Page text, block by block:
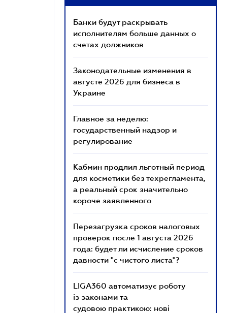
Банки будут раскрывать
исполнителям больше данных о
счетах должников
Законодательные изменения в
августе 2026 для бизнеса в
Украине
Главное за неделю:
государственный надзор и
регулирование
Кабмин продлил льготный период
для косметики без техрегламента,
а реальный срок значительно
короче заявленного
Перезагрузка сроков налоговых
проверок после 1 августа 2026
года: будет ли исчисление сроков
давности "с чистого листа"?
LIGA360 автоматизує роботу
із законами та
судовою практикою: нові